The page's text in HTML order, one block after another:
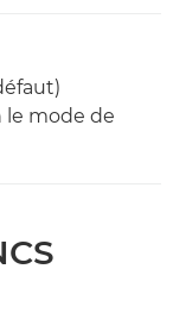
le mode de